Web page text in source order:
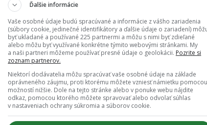
je len o chuti.
23.08.2025, 08:44
vlastnosti Slovákov: Niektorú
týchto máš geneticky vo svojej
určite aj ty
vlastnosťami sa ako Slovák narodíš.
Ďalšie informácie
Vaše osobné údaje budú spracúvané a informácie z vášho zariadenia
(súbory cookie, jedinečné identifikátory a ďalšie údaje o zariadení)
byť ukladané a používané 225 partnermi a môžu s nimi byť zdieľané
alebo môžu byť využívané konkrétne týmito webovými stránkami. My
a naši partneri môžeme používať presné údaje o geolokácii. Pozrite si
zoznam partnerov.
Niektorí dodávatelia môžu spracúvať vaše osobné údaje na základe
oprávneného záujmu, proti ktorému môžete vzniesť námietku pomocou
možností nižšie. Dole na tejto stránke alebo v ponuke webu nájdite
odkaz, pomocou ktorého môžete spravovať alebo odvolať súhlas
v nastaveniach ochrany súkromia a súborov cookie.